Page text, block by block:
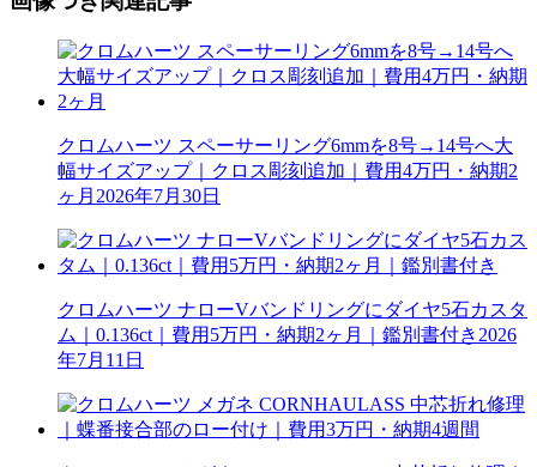
クロムハーツ スペーサーリング6mmを8号→14号へ大
幅サイズアップ｜クロス彫刻追加｜費用4万円・納期2
ヶ月 2026年7月30日
クロムハーツ ナローVバンドリングにダイヤ5石カスタ
ム｜0.136ct｜費用5万円・納期2ヶ月｜鑑別書付き 2026
年7月11日